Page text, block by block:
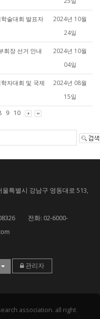
술대회 발표자
2024년 10월
24일
회장 선거 안내
2024년 10월
04일
자대회 및 국제
2024년 08월
15일
9 10
특별시 강남구 영동대로 513,
전화: 02-6000-
관리자
association. all right